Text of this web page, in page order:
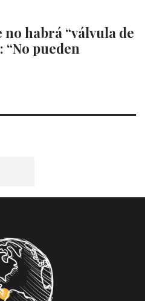
habrá “válvula de
“No pueden